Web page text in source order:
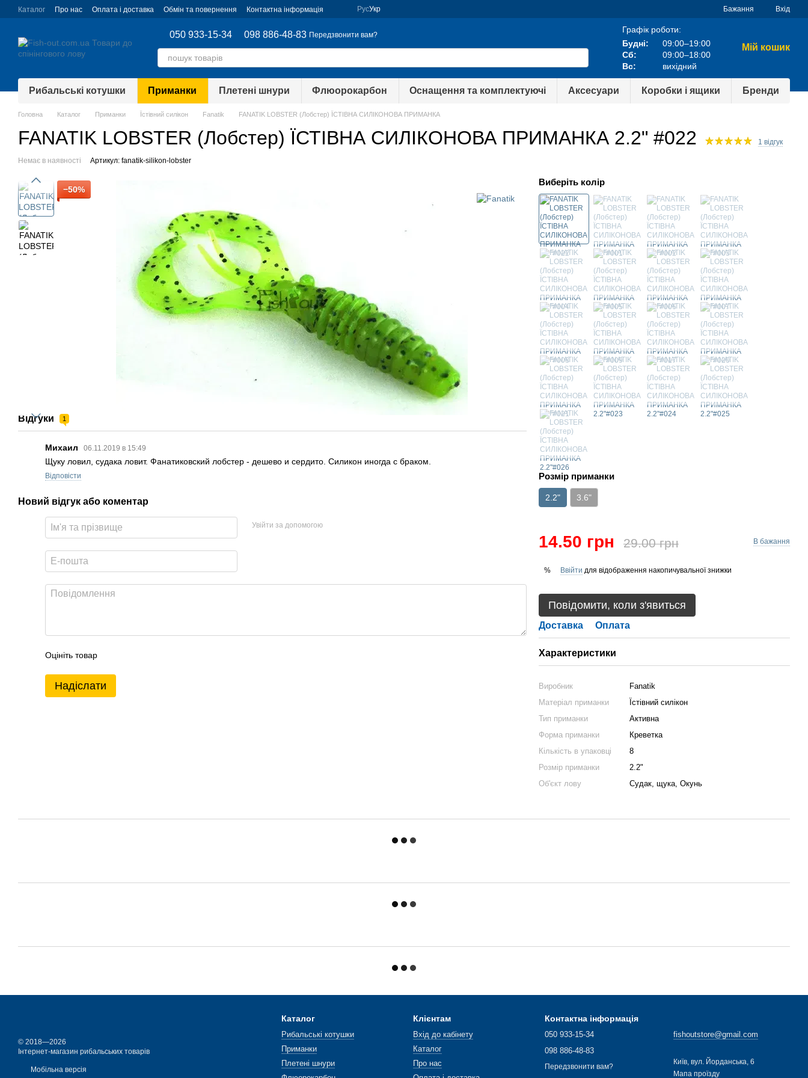
Перейти до основного контенту
Каталог Про нас Оплата і доставка Обмін та повернення Контактна інформація РусУкр Бажання Вхід
050 933-15-34 098 886-48-83 Передзвонити вам?
Графік роботи:
Будні:
09:00–19:00
Сб:
09:00–18:00
Вс:
вихідний
Мій кошик
Рибальські котушки Приманки Плетені шнури Флюорокарбон Оснащення та комплектуючі Аксесуари Коробки і ящики Бренди
Головна Каталог Приманки Їстівний силікон Fanatik FANATIK LOBSTER (Лобстер) ЇСТІВНА СИЛІКОНОВА ПРИМАНКА
FANATIK LOBSTER (Лобстер) ЇСТІВНА СИЛІКОНОВА ПРИМАНКА 2.2" #022 1 відгук
Немає в наявності Артикул: fanatik-silikon-lobster
−50%
Відгуки 1
Михаил 06.11.2019 в 15:49
Щуку ловил, судака ловит. Фанатиковский лобстер - дешево и сердито. Силикон иногда с браком.
Відповісти
Новий відгук або коментар
Увійти за допомогою
Оцініть товар
Надіслати
Виберіть колір
Розмір приманки
2.2" 3.6"
14.50 грн 29.00 грн В бажання
% Ввійти для відображення накопичувальної знижки
Повідомити, коли з'явиться
Доставка Оплата
Характеристики
Виробник
Fanatik
Матеріал приманки
Їстівний силікон
Тип приманки
Активна
Форма приманки
Креветка
Кількість в упаковці
8
Розмір приманки
2.2"
Об'єкт лову
Судак, щука, Окунь
© 2018—2026
Інтернет-магазин рибальських товарів
Мобільна версія
Каталог
Рибальські котушки
Приманки
Плетені шнури
Клієнтам
Вхід до кабінету
Каталог
Про нас
Контактна інформація
050 933-15-34
098 886-48-83
Передзвонити вам?
fishoutstore@gmail.com
Київ, вул. Йорданська, 6
Мапа проїзду